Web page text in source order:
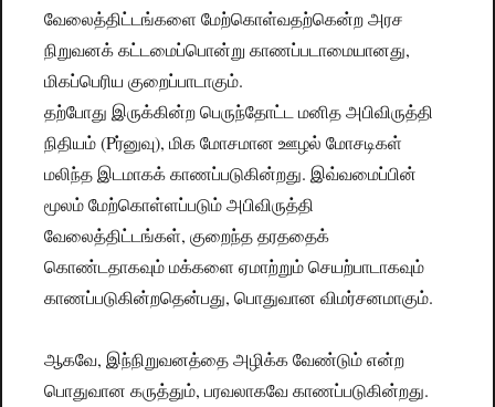
வேலைத்திட்டங்களை மேற்கொள்வதற்கென்ற அரச
நிறுவனக் கட்டமைப்பொன்று காணப்படாமையானது,
மிகப்பெரிய குறைப்பாடாகும்.
தற்போது இருக்கின்ற பெருந்தோட்ட மனித அபிவிருத்தி
நிதியம் (Pர்னுவு), மிக மோசமான ஊழல் மோசடிகள்
மலிந்த இடமாகக் காணப்படுகின்றது. இவ்வமைப்பின்
மூலம் மேற்கொள்ளப்படும் அபிவிருத்தி
வேலைத்திட்டங்கள், குறைந்த தரததைக்
கொண்டதாகவும் மக்களை ஏமாற்றும் செயற்பாடாகவும்
காணப்படுகின்றதென்பது, பொதுவான விமர்சனமாகும்.
ஆகவே, இந்நிறுவனத்தை அழிக்க வேண்டும் என்ற
பொதுவான கருத்தும், பரவலாகவே காணப்படுகின்றது.